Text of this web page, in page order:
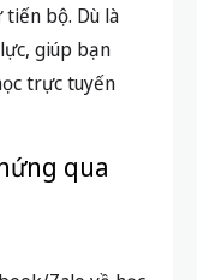
bộ. Dù là
giúp bạn
trực tuyến
qua